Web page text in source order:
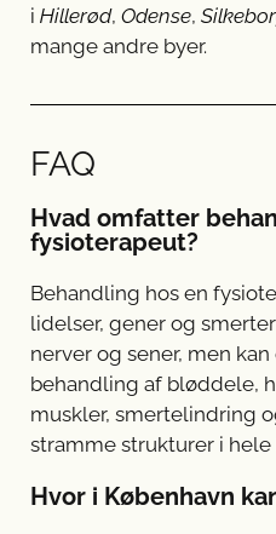
i Hillerød, Odense,
mange andre byer.
FAQ
Hvad omfatter
fysioterapeut?
Behandling hos en
lidelser, gener og
nerver og sener, men
behandling af bløddele,
muskler, smertelindring
stramme strukturer i hele
Hvor i København